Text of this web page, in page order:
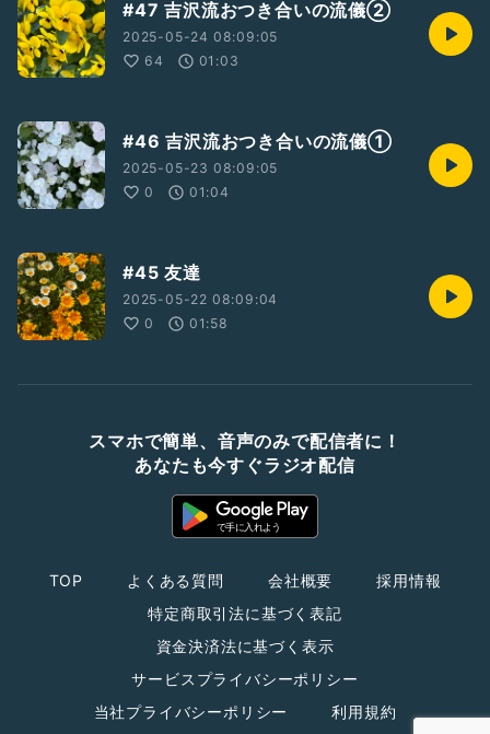
#47 吉沢流おつき合いの流儀②
2025-05-24 08:09:05
64
01:03
#46 吉沢流おつき合いの流儀①
2025-05-23 08:09:05
0
01:04
#45 友達
2025-05-22 08:09:04
0
01:58
スマホで簡単、音声のみで配信者に！
あなたも今すぐラジオ配信
TOP よくある質問 会社概要
採用情報
特定商取引法に基づく表記
資金決済法に基づく表示
サービスプライバシーポリシー
当社プライバシーポリシー
利用規約